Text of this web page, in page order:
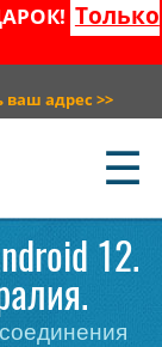
Только
ваш адрес >>
☰
12.